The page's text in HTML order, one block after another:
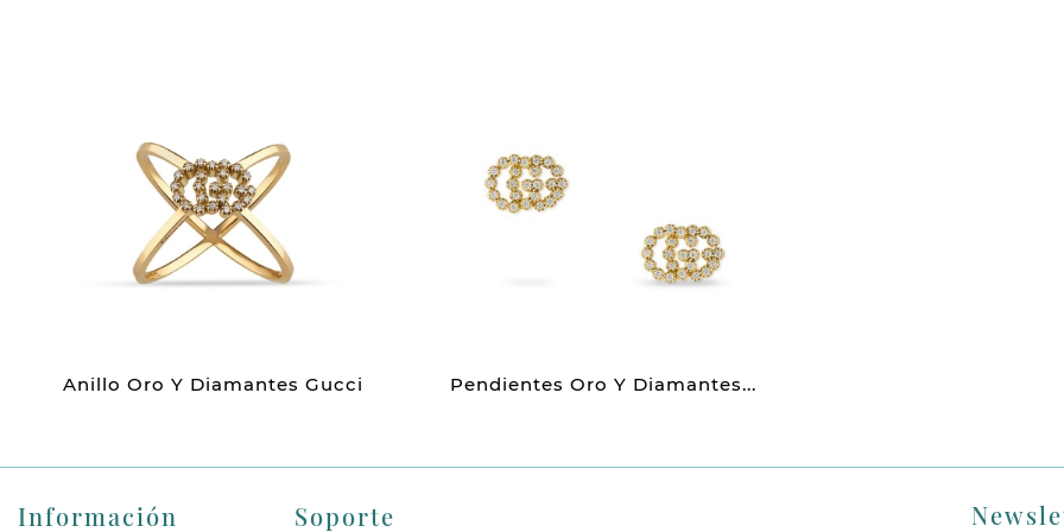
Anillo Oro Y Diamantes Gucci Pendientes Oro Y Diamantes...
Información Soporte